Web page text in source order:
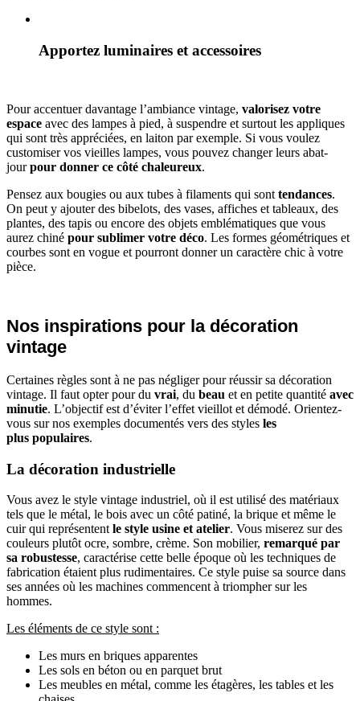
Apportez luminaires et accessoires
Pour accentuer davantage l’ambiance vintage, valorisez votre
espace avec des lampes à pied, à suspendre et surtout les appliques
qui sont très appréciées, en laiton par exemple. Si vous voulez
customiser vos vieilles lampes, vous pouvez changer leurs abat-
jourpour donner ce côté chaleureux.
Pensez aux bougies ou aux tubes à filaments qui sont tendances.
On peut y ajouter des bibelots, des vases, affiches et tableaux, des
plantes, des tapis ou encore des objets emblématiques que vous
aurez chiné pour sublimer votre déco. Les formes géométriques et
courbes sont en vogue et pourront donner un caractère chic à votre
pièce.
Nos inspirations pour la décoration
vintage
Certaines règles sont à ne pas négliger pour réussir sa décoration
vintage. Il faut opter pour du vrai, du beau et en petite quantité avec
minutie. L’objectif est d’éviter l’effet vieillot et démodé. Orientez-
vous sur nos exemples documentés vers des styles les
plus populaires.
La décoration industrielle
Vous avez le style vintage industriel, où il est utilisé des matériaux
tels que le métal, le bois avec un côté patiné, la brique et même le
cuir qui représententle style usine et atelier. Vous miserez sur des
couleurs plutôt ocre, sombre, crème. Son mobilier, remarqué par
sa robustesse, caractérise cette belle époque où les techniques de
fabrication étaient plus rudimentaires. Ce style puise sa source dans
ses années où les machines commencent à triompher sur les
hommes.
Les éléments de ce style sont :
Les murs en briques apparentes
Les sols en béton ou en parquet brut
Les meubles en métal, comme les étagères, les tables et les